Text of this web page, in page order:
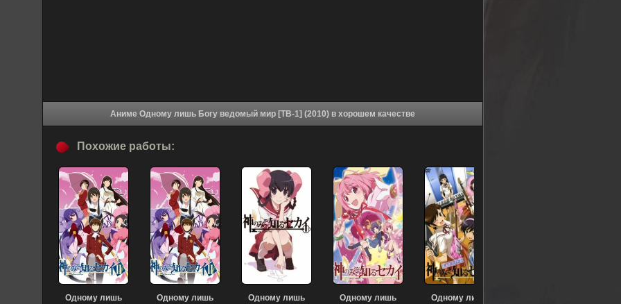
Аниме Одному лишь Богу ведомый мир [ТВ-1] (2010) в хорошем качестве
Похожие работы:
Одному лишь
Одному лишь
Одному лишь
Одному лишь
Одному лишь